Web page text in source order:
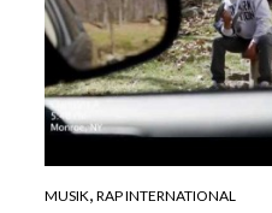
MUSIK RAP INTERNATIONAL